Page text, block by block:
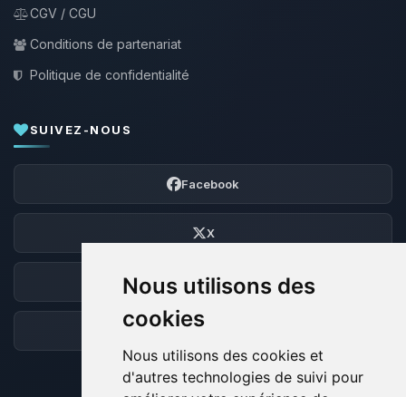
Nous utilisons des
cookies
Nous utilisons des cookies et
d'autres technologies de suivi pour
CGV / CGU
Conditions de partenariat
Politique de confidentialité
SUIVEZ-NOUS
Facebook
X
Discord
Forum